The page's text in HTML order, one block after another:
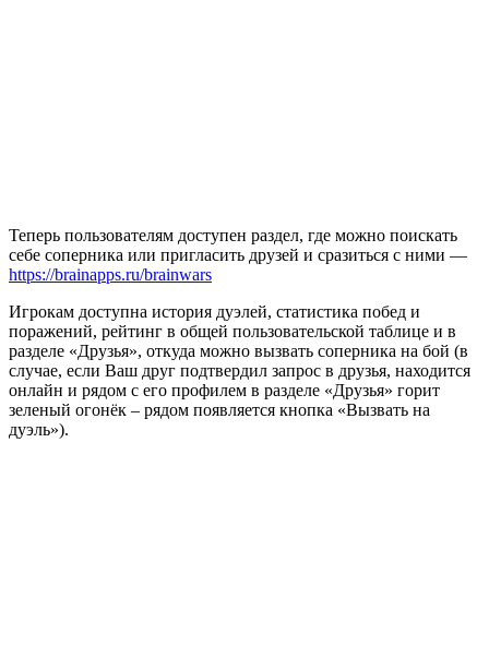
Теперь пользователям доступен раздел, где можно поискать
себе соперника или пригласить друзей и сразиться с ними —
https://brainapps.ru/brainwars
Игрокам доступна история дуэлей, статистика побед и
поражений, рейтинг в общей пользовательской таблице и в
разделе «Друзья», откуда можно вызвать соперника на бой (в
случае, если Ваш друг подтвердил запрос в друзья, находится
онлайн и рядом с его профилем в разделе «Друзья» горит
зеленый огонёк – рядом появляется кнопка «Вызвать на
дуэль»).